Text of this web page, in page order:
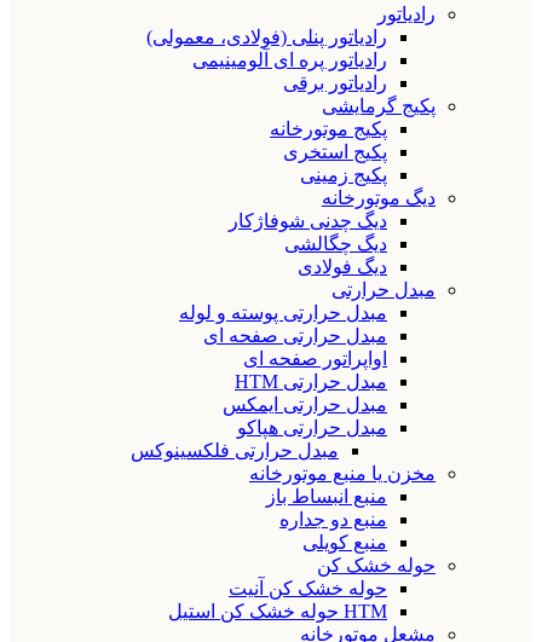
رادیاتور
رادیاتور پنلی (فولادی، معمولی)
رادیاتور پره ای آلومینیمی
رادیاتور برقی
پکیج گرمایشی
پکیج موتورخانه
پکیج استخری
پکیج زمینی
دیگ موتورخانه
دیگ چدنی شوفاژکار
دیگ چگالشی
دیگ فولادی
مبدل حرارتی
مبدل حرارتی پوسته و لوله
مبدل حرارتی صفحه ای
اواپراتور صفحه ای
مبدل حرارتی HTM
مبدل حرارتی ایمکس
مبدل حرارتی هپاکو
مبدل حرارتی فلکسینوکس
مخزن یا منبع موتورخانه
منبع انبساط باز
منبع دو جداره
منبع کویلی
حوله خشک کن
حوله خشک کن آنیت
HTM حوله خشک کن استیل
مشعل موتورخانه